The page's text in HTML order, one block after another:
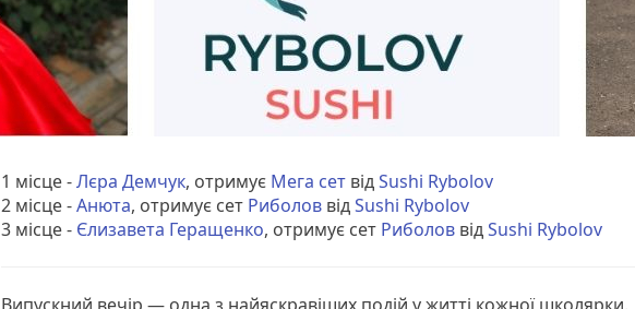
1 місце -Лєра Демчук, отримує Мега сет відSushi Rybolov
2 місце -Анюта, отримує сет Риболов відSushi Rybolov
3 місце - Єлизавета Геращенко, отримує сет Риболов відSushi Rybolov